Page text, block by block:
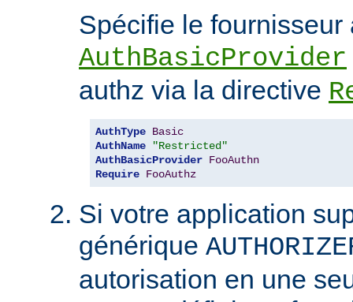
Spécifie le
AuthBasicProvider
authz via la directive
AuthType Basic
AuthName
"Restricted"
AuthBasicProvider FooAuthn
Require FooAuthz
Si votre application
générique
autorisation en une